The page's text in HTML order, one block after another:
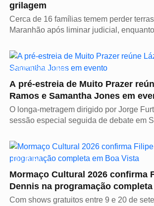
grilagem
Cerca de 16 famílias temem perder
Maranhão após liminar judicial,
PROTAGONISTAS
A pré-estreia de Muito Prazer
Ramos e Samantha Jones em
O longa-metragem dirigido por Jorge
sessão especial seguida de debate em
CULTURA
Mormaço Cultural 2026 confirma
Dennis na programação
Com shows gratuitos entre 9 e 20 de